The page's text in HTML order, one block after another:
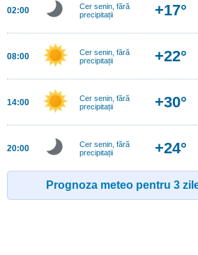
02:00
Cer senin, fără
precipitații
+17°
08:00
Cer senin, fără
precipitații
+22°
14:00
Cer senin, fără
precipitații
+30°
20:00
Cer senin, fără
precipitații
+24°
Prognoza meteo pentru 3